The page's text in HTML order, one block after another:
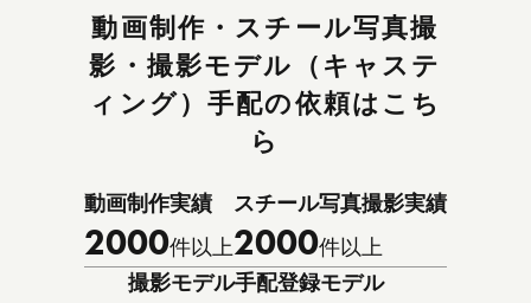
動画制作・スチール写真撮
影・撮影モデル（キャステ
ィング）手配の依頼はこち
ら
動画制作実績
2000件以上
スチール写真撮影実績
2000件以上
撮影モデル手配登録モデル